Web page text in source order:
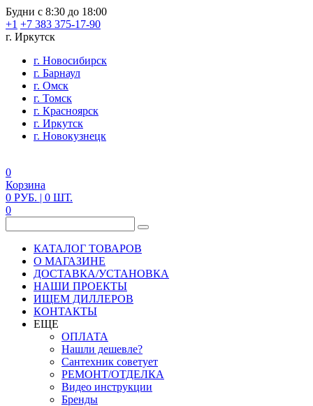
Будни с 8:30 до 18:00
+1 +7 383 375-17-90
г. Иркутск
г. Новосибирск
г. Барнаул
г. Омск
г. Томск
г. Красноярск
г. Иркутск
г. Новокузнецк
0
Корзина
0 РУБ. | 0 ШТ.
0
КАТАЛОГ ТОВАРОВ
О МАГАЗИНЕ
ДОСТАВКА/УСТАНОВКА
НАШИ ПРОЕКТЫ
ИЩЕМ ДИЛЛЕРОВ
КОНТАКТЫ
ЕЩЕ
ОПЛАТА
Нашли дешевле?
Сантехник советует
РЕМОНТ/ОТДЕЛКА
Видео инструкции
Бренды